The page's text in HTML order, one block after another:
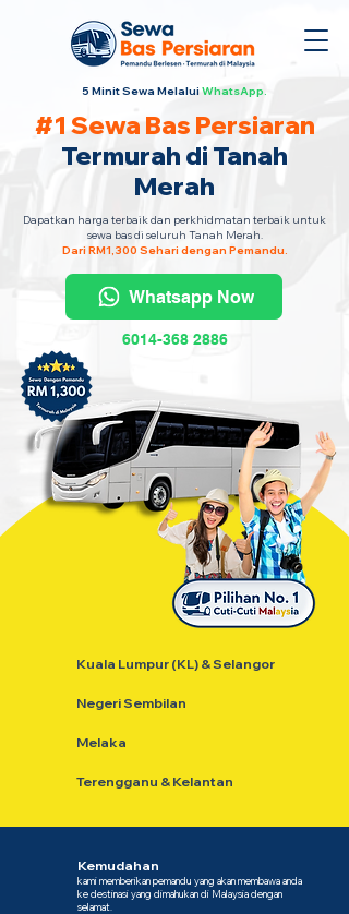
5 Minit Sewa MelaluiWhatsApp.
#1 Sewa Bas Persiaran
Termurah di Tanah
Merah
Dapatkan harga terbaik dan perkhidmatan terbaik untuk
sewa bas di seluruh Tanah Merah.
Dari RM1,300 Sehari dengan Pemandu.
Whatsapp Now
6014-368 2886
Kuala Lumpur (KL) & Selangor
Negeri Sembilan
Melaka
Terengganu & Kelantan
Kemudahan
kami memberikan pemandu yang akan membawa anda
ke destinasi yang dimahukan di Malaysia dengan
selamat.